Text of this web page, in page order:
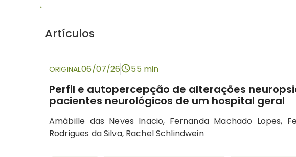
Artículos
ORIGINAL06/07/26 55 min
Perfil e autopercepção de alterações
pacientes neurológicos de um hospital geral
Amábille das Neves Inacio, Fernanda Machado Lopes,
Rodrigues da Silva, Rachel Schlindwein